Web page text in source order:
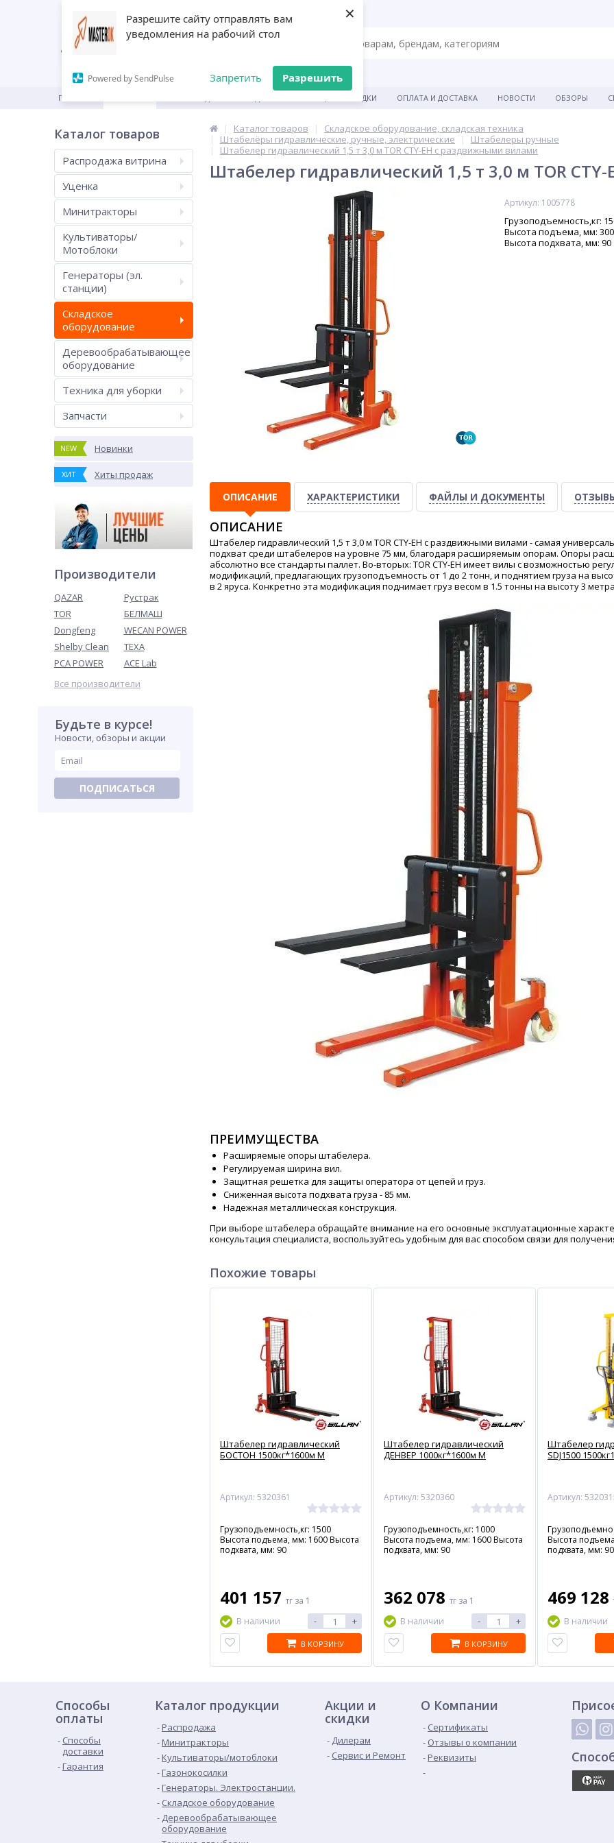
Разрешите сайту отправлять вам
уведомления на рабочий стол
Powered by SendPulse Запретить Разрешить
×
ГЛАВНАЯ АКЦИИ И СКИДКИ ОПЛАТА И ДОСТАВКА НОВОСТИ ОБЗОРЫ
Каталог товаров
Распродажа витрина
Уценка
Минитракторы
Культиваторы/
Мотоблоки
Генераторы (эл.
станции)
Складское
оборудование
Деревообрабатывающее
оборудование
Техника для уборки
Запчасти
NEW Новинки
ХИТ Хиты продаж
Производители
QAZAR
Рустрак
TOR
БЕЛМАШ
Dongfeng
WECAN POWER
Shelby Clean
TEXA
PCA POWER
ACE Lab
Все производители
Будьте в курсе!
Новости, обзоры и акции
ПОДПИСАТЬСЯ
Каталог товаров
Складское оборудование, складская техника
Штабелёры гидравлические, ручные, электрические
Штабелеры ручные
Штабелер гидравлический 1,5 т 3,0 м TOR CTY-EH с раздвижными вилами
Штабелер гидравлический 1,5 т 3,0 м TOR
Артикул: 1005778
Грузоподъемность,кг:
Высота подъема, мм:
Высота подхвата, мм: 90
ОПИСАНИЕ ХАРАКТЕРИСТИКИ ФАЙЛЫ И ДОКУМЕНТЫ
ОПИСАНИЕ
Штабелер гидравлический 1,5 т 3,0 м TOR CTY-EH с раздвижными вилами - самая
подхват среди штабелеров на уровне 75 мм, благодаря расширяемым опорам. Опоры
абсолютно все стандарты паллет. Во-вторых: TOR CTY-EH имеет вилы с возможностью
модификаций, предлагающих грузоподъемность от 1 до 2 тонн, и поднятием груза на
в 2 яруса. Конкретно эта модификация поднимает груз весом в 1.5 тонны на высоту 3
ПРЕИМУЩЕСТВА
Расширяемые опоры штабелера.
Регулируемая ширина вил.
Защитная решетка для защиты оператора от цепей и груз.
Сниженная высота подхвата груза - 85 мм.
Надежная металлическая конструкция.
При выборе штабелера обращайте внимание на его основные эксплуатационные
консультация специалиста, воспользуйтесь удобным для вас способом связи для
Похожие товары
Штабелер гидравлический
БОСТОН 1500кг*1600м М
Артикул: 5320361
Грузоподъемность,кг: 1500
Высота подъема, мм: 1600 Высота
подхвата, мм: 90
401 157 тг за 1
В наличии
- +
В КОРЗИНУ
Штабелер гидравлический
ДЕНВЕР 1000кг*1600м М
Артикул: 5320360
Грузоподъемность,кг: 1000
Высота подъема, мм: 1600 Высота
подхвата, мм: 90
362 078 тг за 1
В наличии
- +
В КОРЗИНУ
Штабелер
SDJ1500
Артикул:
Высота
подхвата, мм: 90
469 128
В наличии
Способы
оплаты
Способы
доставки
Гарантия
Каталог продукции
Распродажа
Минитракторы
Культиваторы/мотоблоки
Газонокосилки
Генераторы. Электростанции.
Складское оборудование
Деревообрабатывающее
оборудование
Акции и
скидки
Дилерам
Сервис и Ремонт
О Компании
Сертификаты
Отзывы о компании
Реквизиты